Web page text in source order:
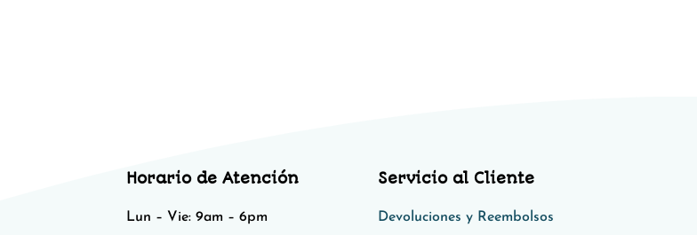
Horario de Atención
Lun – Vie: 9am – 6pm
Servicio al Cliente
Devoluciones y Reembolsos